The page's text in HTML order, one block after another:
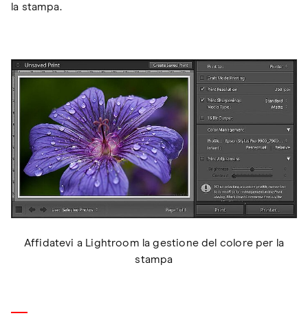
la stampa.
Affidatevi a Lightroom la gestione del colore per la
stampa